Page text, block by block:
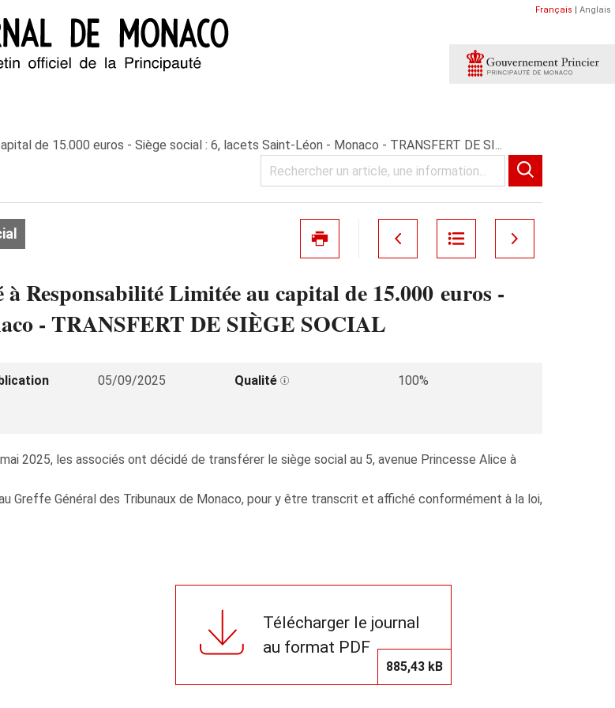
Français | Anglais
de 15.000 euros - Siège social : 6, lacets Saint-Léon - Monaco - TRANSFERT DE SI...
Responsabilité Limitée au capital de 15.000 euros -
- TRANSFERT DE SIÈGE SOCIAL
05/09/2025 Qualité
100%
2025, les associés ont décidé de transférer le siège social au 5, avenue Princesse Alice à
Greffe Général des Tribunaux de Monaco, pour y être transcrit et affiché conformément à la loi,
Télécharger le journal
au format PDF
885,43 kB